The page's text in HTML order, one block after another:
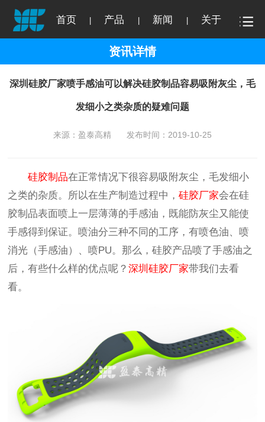
首页 产品 新闻 关于
资讯详情
深圳硅胶厂家喷手感油可以解决硅胶制品容易吸附灰尘，毛
发细小之类杂质的疑难问题
来源：盈泰高精 发布时间：2019-10-25
硅胶制品在正常情况下很容易吸附灰尘，毛发细小
之类的杂质。所以在生产制造过程中， 硅胶厂家会在硅
胶制品表面喷上一层薄薄的手感油，既能防灰尘又能使
手感得到保证。喷油分三种不同的工序，有喷色油、喷
消光（手感油）、喷PU。那么，硅胶产品喷了手感油之
后，有些什么样的优点呢？ 深圳硅胶厂家带我们去看
看。